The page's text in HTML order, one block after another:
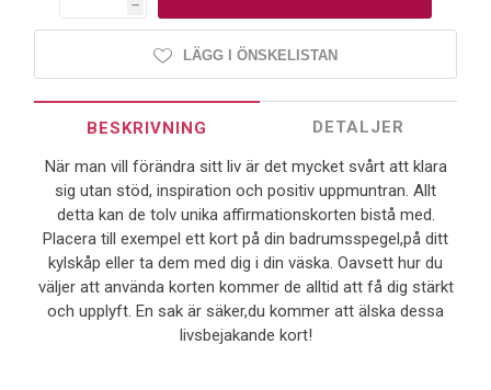
h
LÄGG I ÖNSKELISTAN
BESKRIVNING
DETALJER
När man vill förändra sitt liv är det mycket svårt att klara
sig utan stöd, inspiration och positiv uppmuntran. Allt
detta kan de tolv unika affirmationskorten bistå med.
Placera till exempel ett kort på din badrumsspegel,på ditt
kylskåp eller ta dem med dig i din väska. Oavsett hur du
väljer att använda korten kommer de alltid att få dig stärkt
och upplyft. En sak är säker,du kommer att älska dessa
livsbejakande kort!